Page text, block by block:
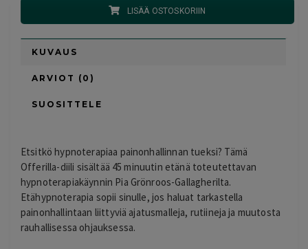
LISÄÄ OSTOSKORIIN
KUVAUS
ARVIOT (0)
SUOSITTELE
Etsitkö hypnoterapiaa painonhallinnan tueksi? Tämä
Offerilla-diili sisältää 45 minuutin etänä toteutettavan
hypnoterapiakäynnin Pia Grönroos-Gallagherilta.
Etähypnoterapia sopii sinulle, jos haluat tarkastella
painonhallintaan liittyviä ajatusmalleja, rutiineja ja muutosta
rauhallisessa ohjauksessa.